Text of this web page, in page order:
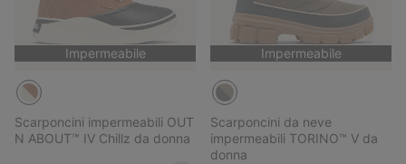
Impermeabile
Scarponcini impermeabili OUT
N ABOUT™ IV Chillz da donna
Impermeabile
Scarponcini da neve
impermeabili TORINO™ V da
donna